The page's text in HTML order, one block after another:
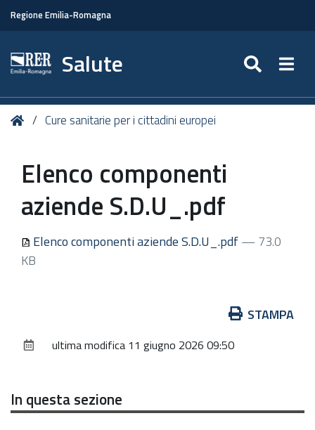
Regione Emilia-Romagna
Salute
Tu HomeCure sanitarie per i cittadini europei
Elenco componenti
aziende S.D.U_.pdf
Elenco componenti aziende S.D.U_.pdf— 73.0
KB
documento
STAMPA
ultima modifica 11 giugno 2026 09:50
In questa sezione